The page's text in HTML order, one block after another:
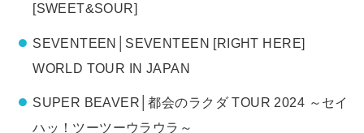
[SWEET&SOUR]
SEVENTEEN│SEVENTEEN [RIGHT HERE]
WORLD TOUR IN JAPAN
SUPER BEAVER│都会のラクダ TOUR 2024 ～セイ
ハッ！ツーツーウラウラ～